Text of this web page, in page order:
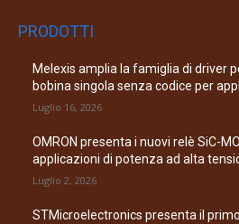
PRODOTTI
Melexis amplia la famiglia di driver
bobina singola senza codice per
Luglio 16, 2026
OMRON presenta i nuovi relè SiC-
applicazioni di potenza ad alta
Luglio 2, 2026
STMicroelectronics presenta il